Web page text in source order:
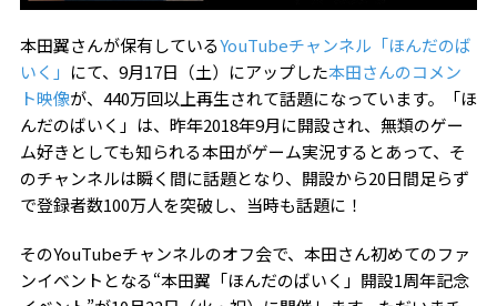
本田翼さんが保有しているYouTubeチャンネル「ほんだのば
いく」 にて、9月17日（土）にアップした本田さんのコメン
ト映像が、440万回以上再生されて話題になっています。「ほ
んだのばいく」は、昨年2018年9月に開設され、無類のゲー
ム好きとしても知られる本田がゲーム実況するとあって、そ
のチャンネルは瞬く間に話題となり、開設から20日間足らず
で登録者数100万人を突破し、当時も話題に！
そのYouTubeチャンネルのオフ会で、本田さん初めてのファ
ンイベントとなる“本田翼「ほんだのばいく」開設1周年記念